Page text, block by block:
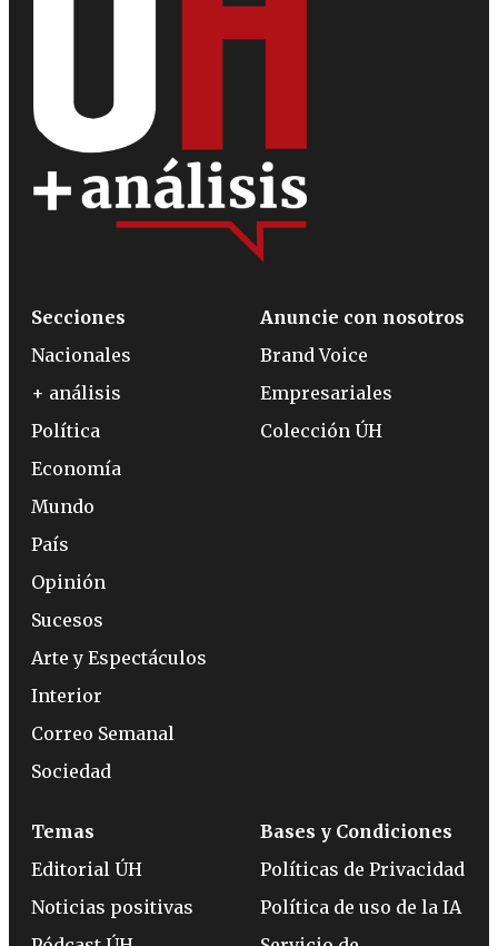
Secciones
Nacionales
+ análisis
Política
Economía
Mundo
País
Opinión
Sucesos
Arte y Espectáculos
Interior
Correo Semanal
Sociedad
Anuncie con nosotros
Brand Voice
Empresariales
Colección ÚH
Temas
Editorial ÚH
Noticias positivas
Bases y Condiciones
Políticas de Privacidad
Política de uso de la IA